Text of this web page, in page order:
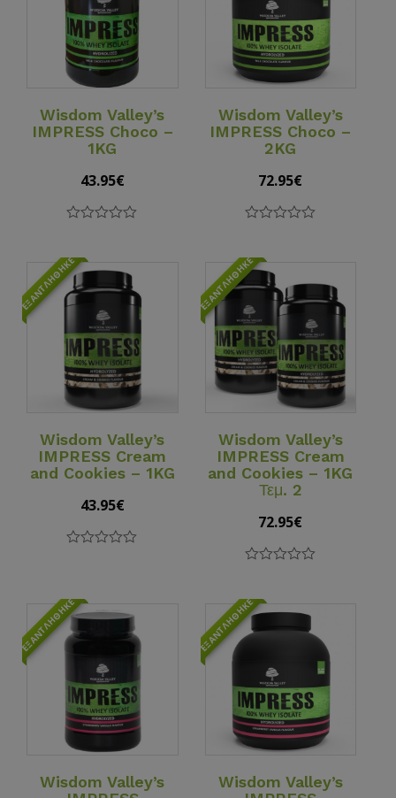
View Details
Wisdom Valley’s
IMPRESS Choco –
1KG
43.95€
of
5
View Details
Wisdom Valley’s
IMPRESS Choco –
2KG
72.95€
of
5
View Details
Wisdom Valley’s
IMPRESS Cream
and Cookies – 1KG
43.95€
ΕΞΑΝΤΛΉΘΗΚΕ
View Details
Wisdom Valley’s
IMPRESS Cream
and Cookies – 1KG
Τεμ. 2
72.95€
of
5
ΕΞΑΝΤΛΉΘΗΚΕ
View Details
Wisdom Valley’s
ΕΞΑΝΤΛΉΘΗΚΕ
View Details
Wisdom Valley’s
ΕΞΑΝΤΛΉΘΗΚΕ